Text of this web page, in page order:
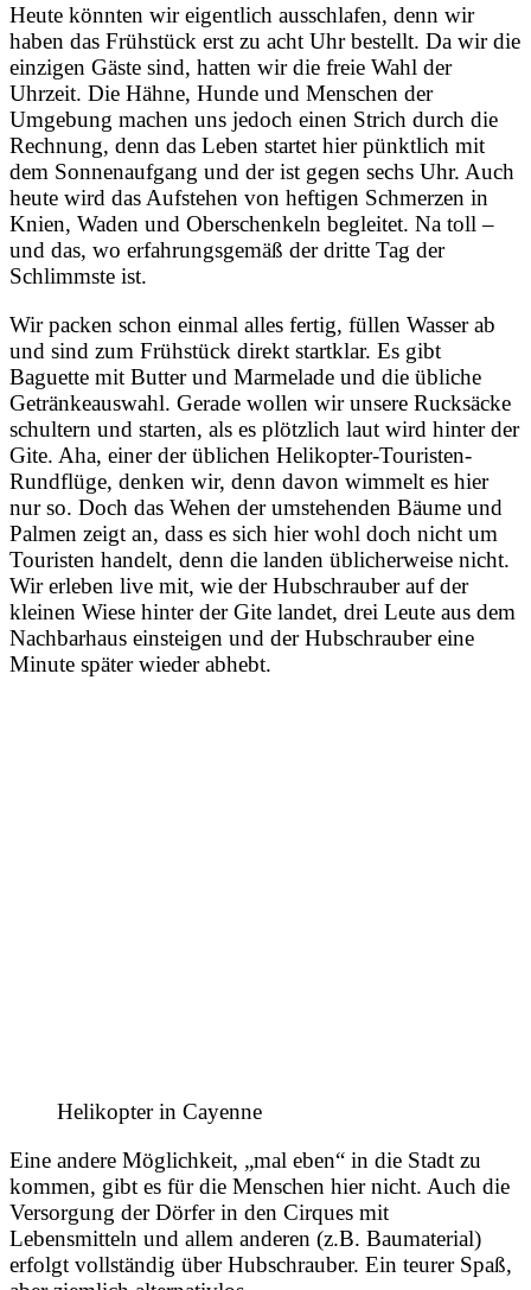
Heute könnten wir eigentlich ausschlafen, denn wir
haben das Frühstück erst zu acht Uhr bestellt. Da wir die
einzigen Gäste sind, hatten wir die freie Wahl der
Uhrzeit. Die Hähne, Hunde und Menschen der
Umgebung machen uns jedoch einen Strich durch die
Rechnung, denn das Leben startet hier pünktlich mit
dem Sonnenaufgang und der ist gegen sechs Uhr. Auch
heute wird das Aufstehen von heftigen Schmerzen in
Knien, Waden und Oberschenkeln begleitet. Na toll –
und das, wo erfahrungsgemäß der dritte Tag der
Schlimmste ist.
Wir packen schon einmal alles fertig, füllen Wasser ab
und sind zum Frühstück direkt startklar. Es gibt
Baguette mit Butter und Marmelade und die übliche
Getränkeauswahl. Gerade wollen wir unsere Rucksäcke
schultern und starten, als es plötzlich laut wird hinter der
Gite. Aha, einer der üblichen Helikopter-Touristen-
Rundflüge, denken wir, denn davon wimmelt es hier
nur so. Doch das Wehen der umstehenden Bäume und
Palmen zeigt an, dass es sich hier wohl doch nicht um
Touristen handelt, denn die landen üblicherweise nicht.
Wir erleben live mit, wie der Hubschrauber auf der
kleinen Wiese hinter der Gite landet, drei Leute aus dem
Nachbarhaus einsteigen und der Hubschrauber eine
Minute später wieder abhebt.
Helikopter in Cayenne
Eine andere Möglichkeit, „mal eben“ in die Stadt zu
kommen, gibt es für die Menschen hier nicht. Auch die
Versorgung der Dörfer in den Cirques mit
Lebensmitteln und allem anderen (z.B. Baumaterial)
erfolgt vollständig über Hubschrauber. Ein teurer Spaß,